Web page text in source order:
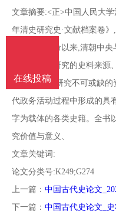
导
读
刊
介
稿
指
南
邮
箱
投
稿
在
线
投
联
系
文章摘要:<正>中国人民大
年清史研究史·文献档案卷
版。辛亥革命以来,清朝中
转变为学术研究的史料来源
力,成为清史研究不可或缺
代政务活动过程中形成的具
字为载体的各类史籍。全书
究价值与意义、
文章关键词:
论文分类号:K249;G274
上一篇： 中国古代史论文
下一篇： 中国古代史论文_
在线投稿